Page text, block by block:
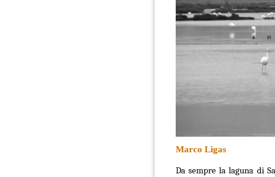
Marco Ligas
Da sempre la laguna di